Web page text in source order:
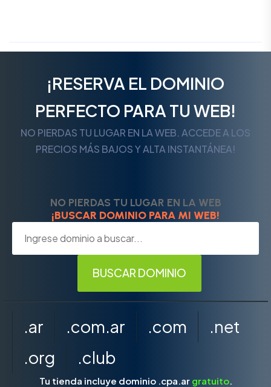
¡RESERVA EL DOMINIO
PERFECTO PARA TU WEB!
NO PIERDAS TU LUGAR EN LA WEB. ACCEDE A LOS
PRECIOS MÁS BAJOS Y ALTA INSTANTÁNEA!
NO PIERDAS TU LUGAR EN LA WEB
¡BUSCAR DOMINIO PARA MI WEB!
.ar .com.ar .com
.net
.org
.club
Tu tienda incluye dominio .cpa.ar gratuito.